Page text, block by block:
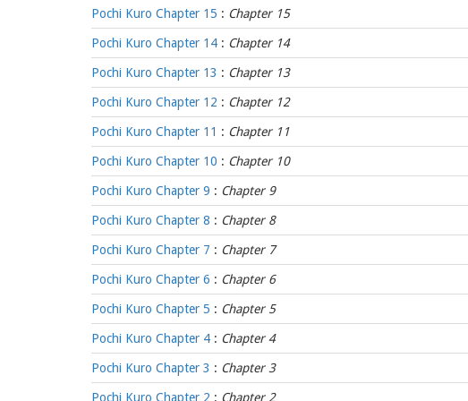
Pochi Kuro Chapter 15 : Chapter 15
Pochi Kuro Chapter 14 : Chapter 14
Pochi Kuro Chapter 13 : Chapter 13
Pochi Kuro Chapter 12 : Chapter 12
Pochi Kuro Chapter 11 : Chapter 11
Pochi Kuro Chapter 10 : Chapter 10
Pochi Kuro Chapter 9 : Chapter 9
Pochi Kuro Chapter 8 : Chapter 8
Pochi Kuro Chapter 7 : Chapter 7
Pochi Kuro Chapter 6 : Chapter 6
Pochi Kuro Chapter 5 : Chapter 5
Pochi Kuro Chapter 4 : Chapter 4
Pochi Kuro Chapter 3 : Chapter 3
Pochi Kuro Chapter 2 : Chapter 2